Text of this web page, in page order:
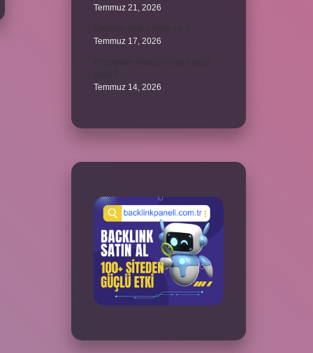
Temmuz 21, 2026
Temmuz 17, 2026
Temmuz 14, 2026